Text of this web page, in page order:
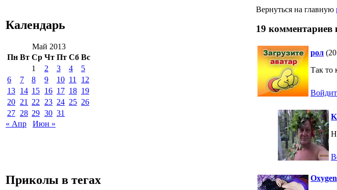
Календарь
Май 2013
Пн Вт Ср Чт Пт Сб Вс
1
2 3 4
5
6
7 8 9 10 11
12
13 14 15 16 17 18 19
20 21 22 23 24 25 26
27 28 29 30 31
« Апр
Июн »
Приколы в тегах
Вернуться на главную
19 комментариев
рол
Так то
Oxygen